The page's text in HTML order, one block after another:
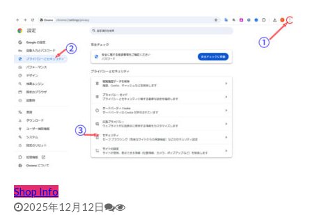
Shop Info
2025年12月12日